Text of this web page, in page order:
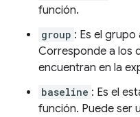
función.
group : Es el
Corresponde a los
encuentran en la
baseline : Es el
función. Puede ser